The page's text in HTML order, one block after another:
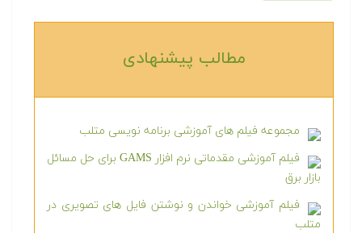
مطالب پیشنهادی‎
مجموعه فیلم های آموزشی برنامه نویسی متلب
فیلم آموزشی مقدماتی نرم افزار GAMS برای حل مسائل
بازار برق
فیلم آموزشی خواندن و نوشتن فایل های تصویری در
متلب